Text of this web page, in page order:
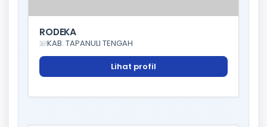
RODEKA
KAB. TAPANULI TENGAH
Lihat profil